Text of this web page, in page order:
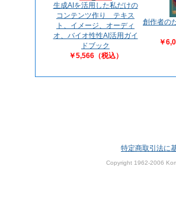
生成AIを活用した私だけの
コンテンツ作り テキス
ト、イメージ、オーディ
オ、バイオ性性AI活用ガイ
ドブック
￥5,566（税込）
創作者の
￥
特定商取引法に
Copyright 1962-2006